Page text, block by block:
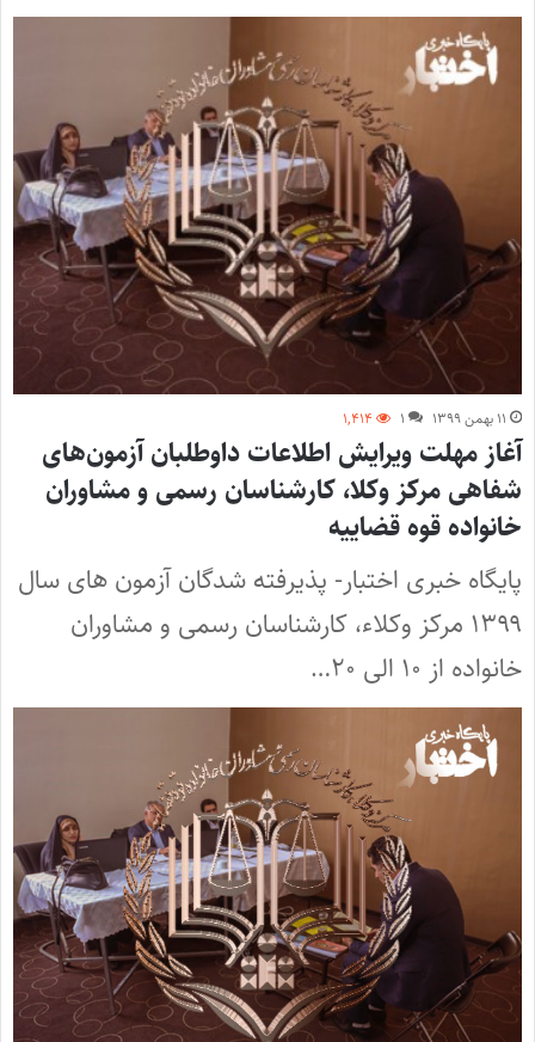
۱۱ بهمن ۱۳۹۹ ۱ ۱,۴۱۴
آغاز مهلت ویرایش اطلاعات داوطلبان آزمون‌های
شفاهی مرکز وکلا، کارشناسان رسمی و مشاوران
خانواده قوه قضاییه
پایگاه خبری اختبار- پذیرفته شدگان آزمون های سال
۱۳۹۹ مرکز وکلاء، کارشناسان رسمی و مشاوران
خانواده از ۱۰ الی ۲۰…